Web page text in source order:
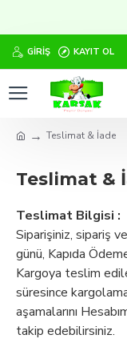
GIRIŞ KAYIT OL
Teslimat & İade
Teslimat &
Teslimat Bilgisi :
Siparişiniz, sipariş
günü, Kapıda Ödemeli
Kargoya teslim edilecektir. Hafta
süresince
aşamalarını
takip edebilirsiniz.